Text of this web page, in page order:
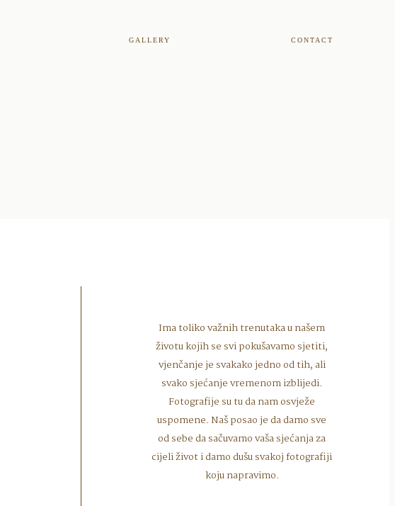
GALLERY CONTACT
Ima toliko važnih trenutaka u našem
životu kojih se svi pokušavamo sjetiti,
vjenčanje je svakako jedno od tih, ali
svako sjećanje vremenom izblijedi.
Fotografije su tu da nam osvježe
uspomene. Naš posao je da damo sve
od sebe da sačuvamo vaša sjećanja za
cijeli život i damo dušu svakoj fotografiji
koju napravimo.